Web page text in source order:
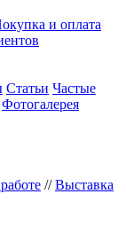
и оплата
Статьи Частые
Фотогалерея
//Выставка